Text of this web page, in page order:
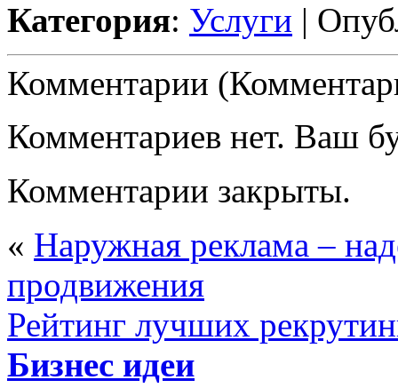
Категория: Услуги |
Комментарии
Комментариев нет. Ваш
Комментарии закрыты.
« Наружная реклама –
продвижения
Рейтинг лучших
Бизнес идеи